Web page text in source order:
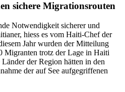
sichere Migrationsrouten
Notwendigkeit sicherer und
hiess es vom Haiti-Chef der
Jahr wurden der Mitteilung
Migranten trotz der Lage in Haiti
der Region hätten in den
der auf See aufgegriffenen